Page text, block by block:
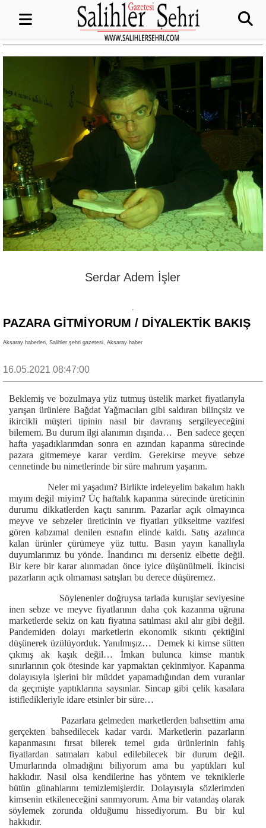
Serdar Adem İşler
PAZARA GITMIYORUM / DIYALEKTIK BAKIŞ
Aksaray haberleri, Salihler şehri gazetesi, Aksaray haber
16.05.2021 08:47:00
Beklemiş ve bozulmaya yüz tutmuş üstelik market fiyatlarıyla
yarışan ürünlere Bağdat Yağmacıları gibi saldıran bilinçsiz ve
ikircikli müşteri tipinin nasıl bir davranış sergileyeceğini
bilemem. Bu durum ilgi alanımın dışında… Ben sadece geçen
hafta yaşadıklarımdan sonra en azından kapanma sürecinde
pazara gitmemeye karar verdim. Gerekirse meyve sebze
cennetinde bu nimetlerinde bir süre mahrum yaşarım.
Neler mi yaşadım? Birlikte irdeleyelim bakalım haklı
mıyım değil miyim? Üç haftalık kapanma sürecinde üreticinin
durumu dikkatlerden kaçtı sanırım. Pazarlar açık olmayınca
meyve ve sebzeler üreticinin ve fiyatları yükseltme vazifesi
gören kabzımal denilen esnafın elinde kaldı. Satış azalınca
kalan ürünler çürümeye yüz tuttu. Basın yayın kanallıyla
duyumlarımız bu yönde. İnandırıcı mı derseniz elbette değil.
Bir kere bir karar alınmadan önce iyice düşünülmeli. İkincisi
pazarların açık olmaması satışları bu derece düşüremez.
Söylenenler doğruysa tarlada kuruşlar seviyesine
inen sebze ve meyve fiyatlarının daha çok kazanma uğruna
marketlerde sekiz on katı fiyatına satılması akıl alır gibi değil.
Pandemiden dolayı marketlerin ekonomik sıkıntı çektiğini
düşünerek üzülüyorduk. Yanılmışız… Demek ki kimse sütten
çıkmış ak kaşık değil… İmkan bulunca kimse mantık
sınırlarının çok ötesinde kar yapmaktan çekinmiyor. Kapanma
dolayısıyla işlerini bir müddet yapamadığından dem vuranlar
da geçmişte yaptıklarına saysınlar. Sincap gibi çelik kasalara
istifledikleriyle idare etsinler bir süre…
Pazarlara gelmeden marketlerden bahsettim ama
gerçekten bahsedilecek kadar vardı. Marketlerin pazarların
kapanmasını fırsat bilerek temel gıda ürünlerinin fahiş
fiyatlardan satmaları kabul edilebilecek bir durum değil.
Umurlarında olmadığını biliyorum ama bu yaptıkları kul
hakkıdır. Nasıl olsa kendilerine has yöntem ve tekniklerle
bütün günahlarını temizlemişlerdir. Dolayısıyla sözlerimden
kimsenin etkileneceğini sanmıyorum. Ama bir vatandaş olarak
söylemek zorunda olduğumu hissediyorum. Bu bir kul
hakkıdır.